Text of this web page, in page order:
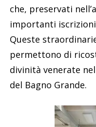
che, preservati
importanti
Queste
permettono di
divinità venerate
del Bagno Grande.